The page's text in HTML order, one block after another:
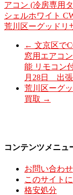
アコン (冷房専用
シェルホワイト
荒川区ーグッドリ
← 文京区で
窓用エアコ
能 リモコン
月28日 出張
荒川区ーグ
買取 →
コンテンツメニュ
お問い合わせ
このサイト
格安処分